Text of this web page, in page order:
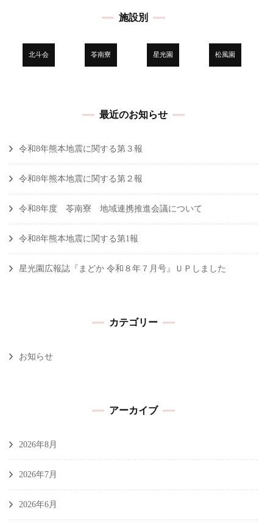
ー
シ
施設別
北斗会 苓南寮 星光園 松風園
最近のお知らせ
令和8年熊本地震に関する第３報
令和8年熊本地震に関する第２報
令和8年度 苓南寮 地域連携推進会議について
令和8年熊本地震に関する第1報
星光園広報誌『まどか 令和８年７月号』ＵＰしました
カテゴリー
お知らせ
アーカイブ
2026年8月
2026年7月
2026年6月